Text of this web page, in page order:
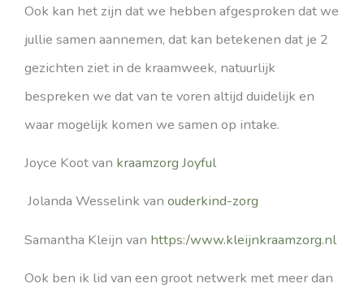
Ook kan het zijn dat we hebben afgesproken dat we
jullie samen aannemen, dat kan betekenen dat je 2
gezichten ziet in de kraamweek, natuurlijk
bespreken we dat van te voren altijd duidelijk en
waar mogelijk komen we samen op intake.
Joyce Koot van kraamzorg Joyful
Jolanda Wesselink van ouderkind-zorg
Samantha Kleijn van https:/www.kleijnkraamzorg.nl
Ook ben ik lid van een groot netwerk met meer dan